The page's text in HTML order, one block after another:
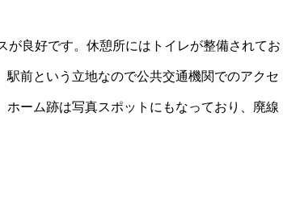
良好です。休憩所にはトイレが整備されてお
前という立地なので公共交通機関でのアクセ
ーム跡は写真スポットにもなっており、廃線